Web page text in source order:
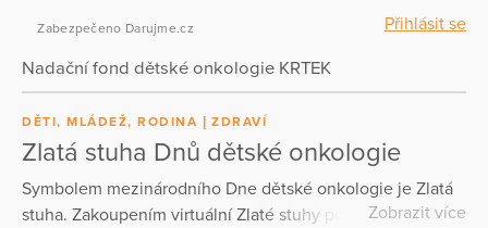
Přihlásit se
Zabezpečeno Darujme.cz
Nadační fond dětské onkologie KRTEK
DĚTI, MLÁDEŽ, RODINA ZDRAVÍ
Zlatá stuha Dnů dětské onkologie
Symbolem mezinárodního Dne dětské onkologie je Zlatá
stuha. Zakoupením virtuální Zlaté stuhy podpoříte Nadační
Zobrazit více